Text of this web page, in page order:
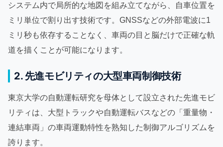
システム内で局所的な地図を組み立てながら、自車位置を
ミリ単位で割り出す技術です。GNSSなどの外部電波に1
ミリ秒も依存することなく、車両の目と脳だけで正確な軌
道を描くことが可能になります。
2. 先進モビリティの大型車両制御技術
東京大学の自動運転研究を母体として設立された先進モビ
リティは、大型トラックや自動運転バスなどの「重量物・
連結車両」の車両運動特性を熟知した制御アルゴリズムを
誇ります。